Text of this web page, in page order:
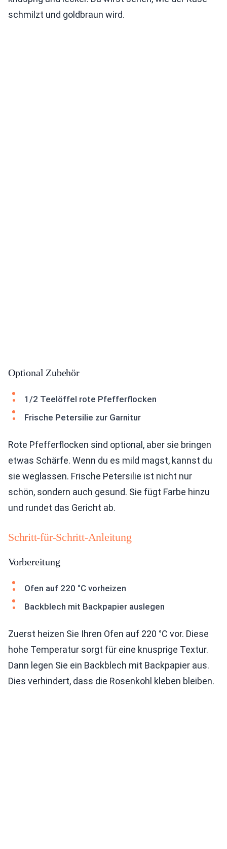
schmilzt und goldbraun wird.
Optional Zubehör
1/2 Teelöffel rote Pfefferflocken
Frische Petersilie zur Garnitur
Rote Pfefferflocken sind optional, aber sie bringen
etwas Schärfe. Wenn du es mild magst, kannst du
sie weglassen. Frische Petersilie ist nicht nur
schön, sondern auch gesund. Sie fügt Farbe hinzu
und rundet das Gericht ab.
Schritt-für-Schritt-Anleitung
Vorbereitung
Ofen auf 220 °C vorheizen
Backblech mit Backpapier auslegen
Zuerst heizen Sie Ihren Ofen auf 220 °C vor. Diese
hohe Temperatur sorgt für eine knusprige Textur.
Dann legen Sie ein Backblech mit Backpapier aus.
Dies verhindert, dass die Rosenkohl kleben bleiben.